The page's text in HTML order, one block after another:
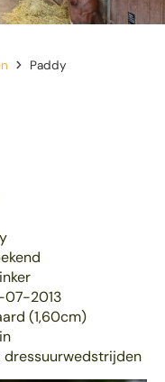
Paddy
2013
(1,60cm)
dressuurwedstrijden